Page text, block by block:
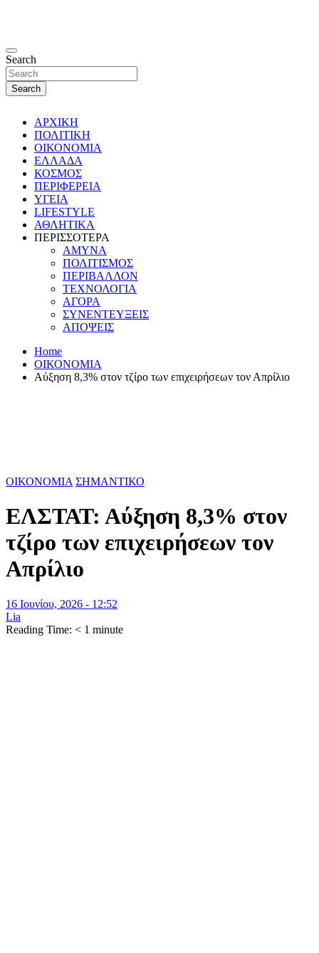
Search
Search
ΑΡΧΙΚΗ
ΠΟΛΙΤΙΚΗ
ΟΙΚΟΝΟΜΙΑ
ΕΛΛΑΔΑ
ΚΟΣΜΟΣ
ΠΕΡΙΦΕΡΕΙΑ
ΥΓΕΙΑ
LIFESTYLE
ΑΘΛΗΤΙΚΑ
ΠΕΡΙΣΣΟΤΕΡΑ
ΑΜΥΝΑ
ΠΟΛΙΤΙΣΜΟΣ
ΠΕΡΙΒΑΛΛΟΝ
ΤΕΧΝΟΛΟΓΙΑ
ΑΓΟΡΑ
ΣΥΝΕΝΤΕΥΞΕΙΣ
ΑΠΟΨΕΙΣ
Home
ΟΙΚΟΝΟΜΙΑ
Αύξηση 8,3% στον τζίρο των επιχειρήσεων τον Απρίλιο
ΟΙΚΟΝΟΜΙΑ ΣΗΜΑΝΤΙΚΟ
ΕΛΣΤΑΤ: Αύξηση 8,3% στον
τζίρο των επιχειρήσεων τον
Απρίλιο
16 Ιουνίου, 2026 - 12:52
Lia
Reading Time: < 1 minute